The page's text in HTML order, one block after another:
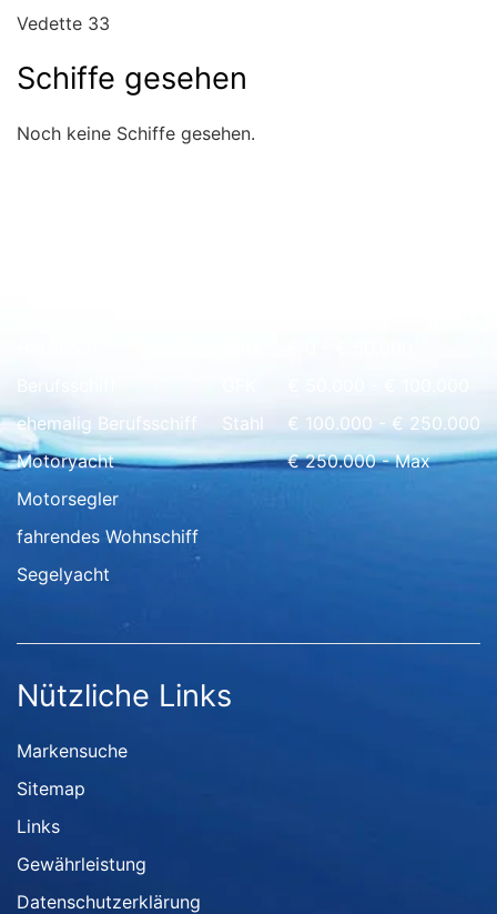
Vedette 33
Schiffe gesehen
Noch keine Schiffe gesehen.
ehemalig Berufsschiff
Motoryacht
Motorsegler
fahrendes Wohnschiff
Segelyacht
Stahl
€ 100.000 - € 250.000
€ 250.000 - Max
Nützliche Links
Markensuche
Sitemap
Links
Gewährleistung
Datenschutzerklärung